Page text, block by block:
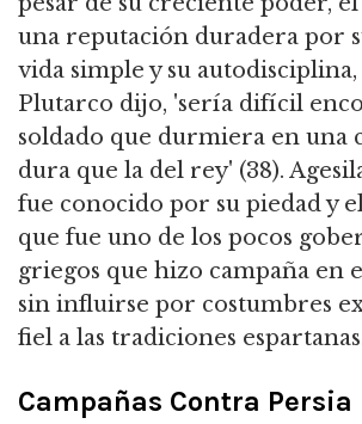
una reputación duradera por
vida simple y su
Plutarco dijo, 'sería difícil
soldado que durmiera en una
dura que la del rey' (38).
fue conocido por su piedad y
que fue uno de los pocos
griegos que hizo campaña en
sin influirse por costumbres
fiel a las tradiciones
Campañas Contra Persia